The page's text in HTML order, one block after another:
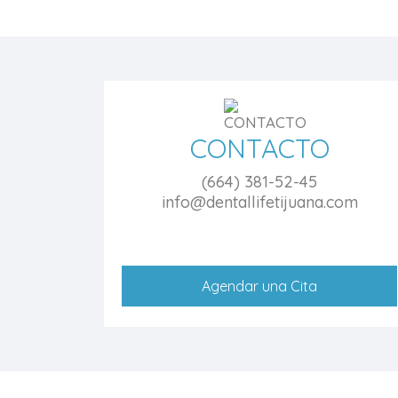
CONTACTO
(664) 381-52-45
info@dentallifetijuana.com
Agendar una Cita